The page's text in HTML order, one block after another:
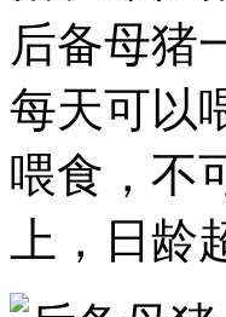
后备母猪
每天可以
喂食，不
上，日